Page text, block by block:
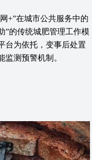
+”在城市公共服务中的
”的传统城肥管理工作模
台为依托，变事后处置
监测预警机制。